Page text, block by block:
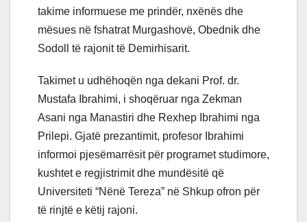
takime informuese me prindër, nxënës dhe
mësues në fshatrat Murgashovë, Obednik dhe
Sodoll të rajonit të Demirhisarit.
Takimet u udhëhoqën nga dekani Prof. dr.
Mustafa Ibrahimi, i shoqëruar nga Zekman
Asani nga Manastiri dhe Rexhep Ibrahimi nga
Prilepi. Gjatë prezantimit, profesor Ibrahimi
informoi pjesëmarrësit për programet studimore,
kushtet e regjistrimit dhe mundësitë që
Universiteti “Nënë Tereza” në Shkup ofron për
të rinjtë e këtij rajoni.